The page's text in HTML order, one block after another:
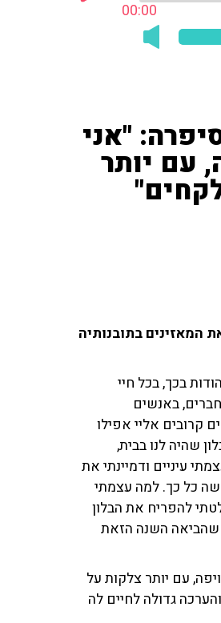
00:00
"אני
עם יותר
מוסרי, חגגה השבוע יום הולדת 32 ושיתפה את המאזינים בתובנותיה
בכך, בכל חיי
באנשים
קרובים אליי אפילו
שהיה לנו בבית,
עיניים ודמיינתי את
כל כך. למה עצמתי
להפריח את הבלון
שהביאה השנה הזאת
קטנה ויפה, עם יותר צלקות על
גדולה לחיים לה